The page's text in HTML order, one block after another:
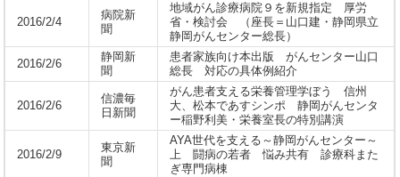
2016/2/4
病院新
聞
地域がん診療病院９を新規指定 厚労
省・検討会 （座長＝山口建・静岡県立
静岡がんセンター総長）
2016/2/6
静岡新
聞
患者家族向け本出版 がんセンター山口
総長 対応の具体例紹介
2016/2/6
信濃毎
日新聞
がん患者支える栄養管理学ぼう 信州
大、松本であすシンポ 静岡がんセンタ
ー稲野利美・栄養室長の特別講演
2016/2/9
東京新
聞
AYA世代を支える～静岡がんセンター～
上 闘病の若者 悩み共有 診療科また
ぎ専門病棟